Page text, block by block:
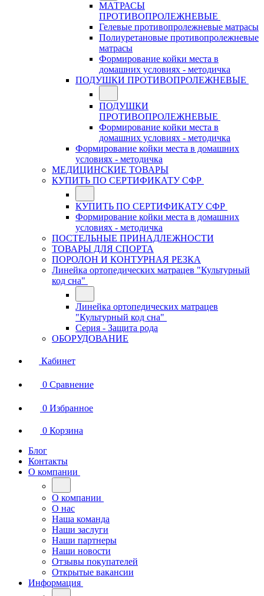
МАТРАСЫ
ПРОТИВОПРОЛЕЖНЕВЫЕ
Гелевые противопролежневые матрасы
Полиуретановые противопролежневые
матрасы
Формирование койки места в
домашних условиях - методичка
ПОДУШКИ ПРОТИВОПРОЛЕЖНЕВЫЕ
ПОДУШКИ
ПРОТИВОПРОЛЕЖНЕВЫЕ
Формирование койки места в
домашних условиях - методичка
Формирование койки места в домашних
условиях - методичка
МЕДИЦИНСКИЕ ТОВАРЫ
КУПИТЬ ПО СЕРТИФИКАТУ СФР
КУПИТЬ ПО СЕРТИФИКАТУ СФР
Формирование койки места в домашних
условиях - методичка
ПОСТЕЛЬНЫЕ ПРИНАДЛЕЖНОСТИ
ТОВАРЫ ДЛЯ СПОРТА
ПОРОЛОН И КОНТУРНАЯ РЕЗКА
Линейка ортопедических матрацев "Культурный
код сна"
Линейка ортопедических матрацев
"Культурный код сна"
Серия - Защита рода
ОБОРУДОВАНИЕ
Кабинет
0 Сравнение
0 Избранное
0 Корзина
Блог
Контакты
О компании
О компании
О нас
Наша команда
Наши заслуги
Наши партнеры
Наши новости
Отзывы покупателей
Открытые вакансии
Информация